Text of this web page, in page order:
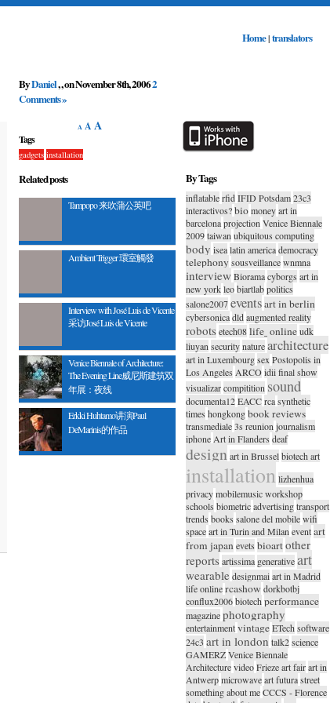
Home|translators
ByDaniel, , on November 8th, 20062
Comments »
A A A
Tags
gadgets installation
Related posts
Tampopo 来吹蒲公英吧
Ambient Trigger 環室觸發
Interview with José Luis de Vicente
采访José Luis de Vicente
Venice Biennale of Architecture:
The Evening Line威尼斯建筑双
年展：夜线
Erkki Huhtamo讲演Paul
DeMarinis的作品
By Tags
inflatablerfidIFID Potsdam23c3
interactivos?biomoneyart in
barcelonaprojection Venice Biennale
2009taiwan ubiquitous computing
body isealatin americademocracy
telephony sousveillancewnmna
interviewBioramacyborgs art in
new yorkleobjartlabpolitics
salone2007eventsart in berlin
cybersonicadldaugmented reality
robots etech08life_onlineudk
liuyan securitynaturearchitecture
art in Luxembourgsex Postopolis in
Los Angeles ARCOidii final show
visualizarcompitition sound
documenta12EACCrcasynthetic
times hongkongbook reviews
transmediale3s reunion journalism
iphone Art in Flanders deaf
designart in Brusselbiotech art
installation lizhenhua
privacymobilemusic workshop
schools biometricadvertisingtransport
trends books salone del mobilewifi
spaceart in Turin and Milan eventart
from japan evets bioartother
reports artissima generativeart
wearabledesignmaiart in Madrid
life onlinercashow dorkbotbj
conflux2006biotech performance
magazinephotography
entertainmentvintageETech software
24c3 art in london talk2science
GAMERZVenice Biennale
ArchitecturevideoFrieze art fairart in
Antwerpmicrowaveart futurastreet
something about meCCCS - Florence